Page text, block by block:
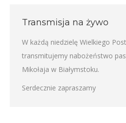
Transmisja na żywo
W każdą niedzielę Wielkiego
transmitujemy nabożeństwo
Mikołaja w Białymstoku.
Serdecznie zapraszamy